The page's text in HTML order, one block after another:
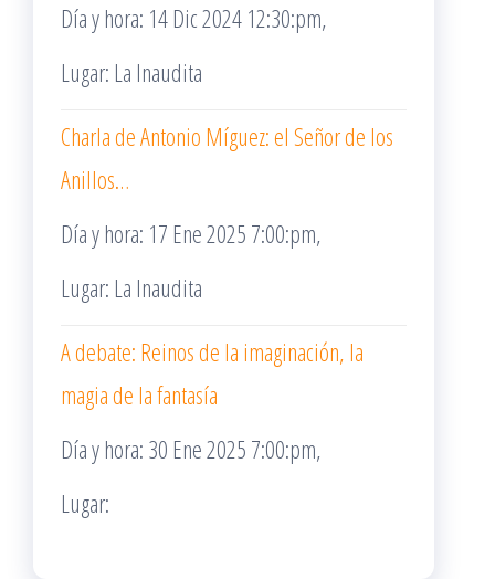
Día y hora: 14 Dic 2024 12:30:pm,
Lugar: La Inaudita
Charla de Antonio Míguez: el Señor de los
Anillos…
Día y hora: 17 Ene 2025 7:00:pm,
Lugar: La Inaudita
A debate: Reinos de la imaginación, la
magia de la fantasía
Día y hora: 30 Ene 2025 7:00:pm,
Lugar: